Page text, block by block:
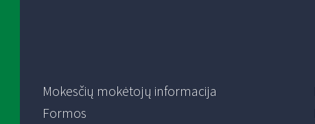
Mokesčių mokėtojų informacija
Formos